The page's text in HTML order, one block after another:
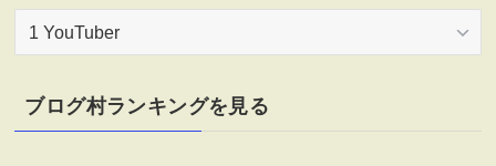
リ
ー
ブログ村ランキングを見る